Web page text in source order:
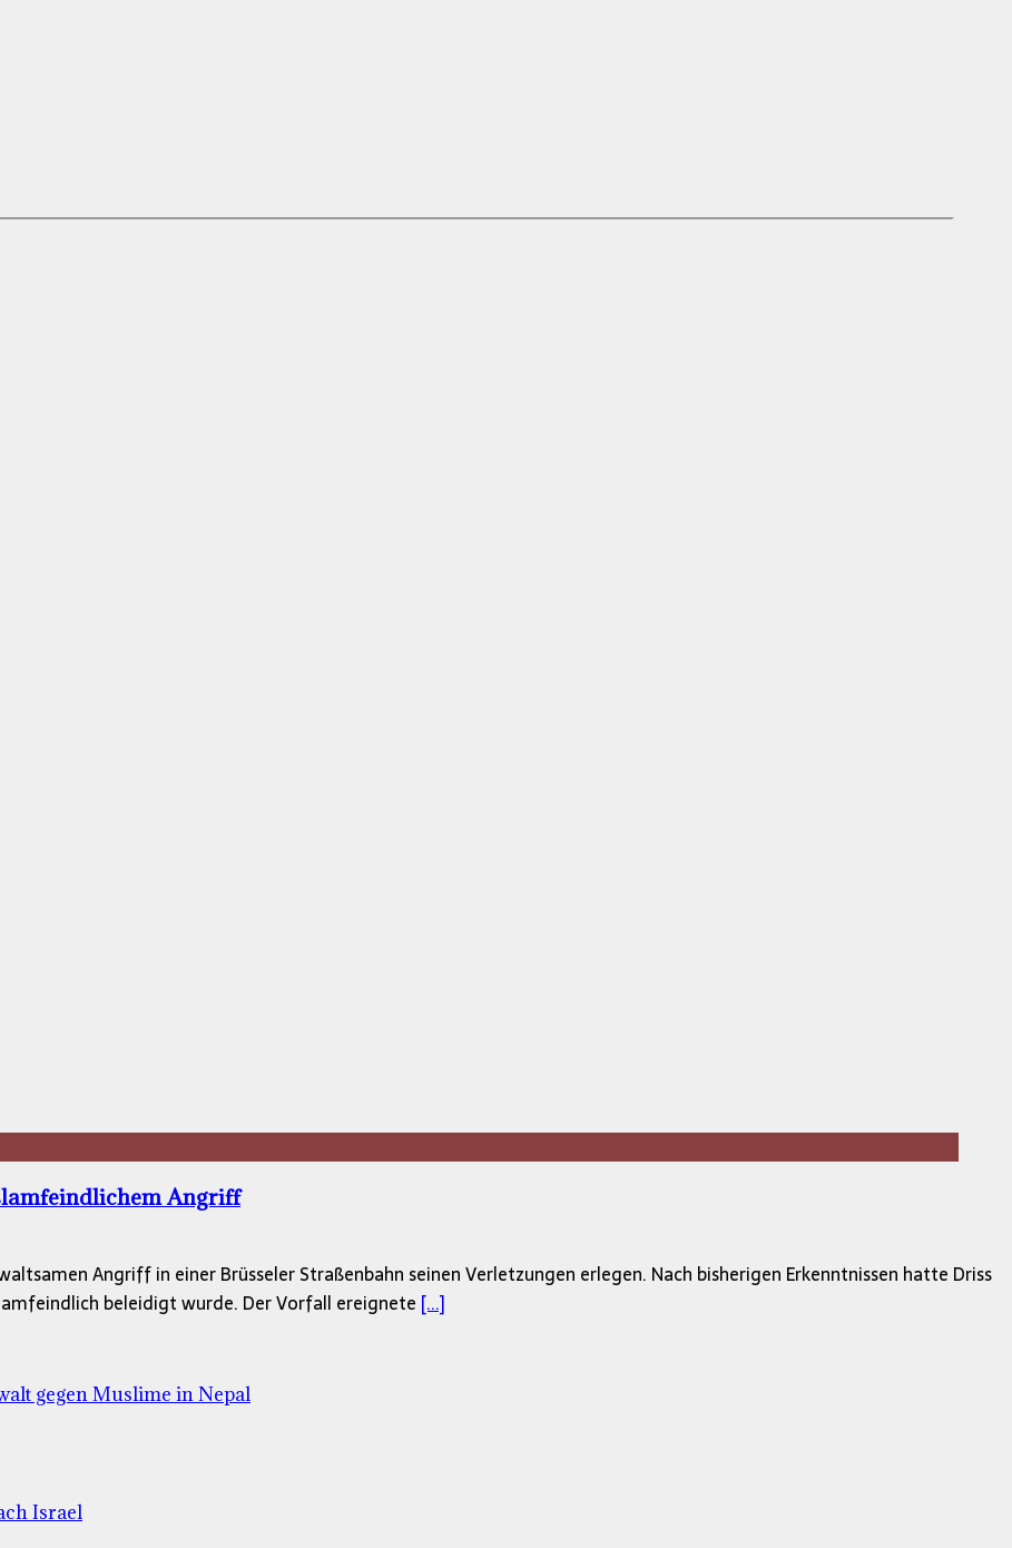
Angriff
Angriff in einer Brüsseler Straßenbahn seinen Verletzungen erlegen. Nach bisherigen Erkenntnissen hatte Driss
beleidigt wurde. Der Vorfall ereignete [...]
gegen Muslime in Nepal
Israel